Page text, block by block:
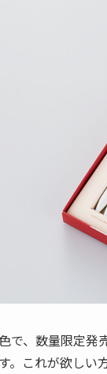
で、数量限定発
。これが欲しい